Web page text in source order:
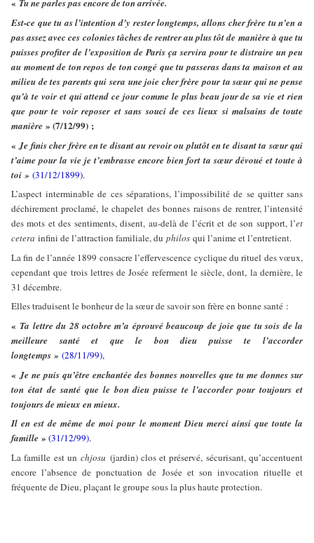
« Tu ne parles pas encore de ton arrivée.
Est-ce que tu as l’intention d’y rester longtemps, allons cher frère tu n’en a
pas assez avec ces colonies tâches de rentrer au plus tôt de manière à que tu
puisses profiter de l’exposition de Paris ça servira pour te distraire un peu
au moment de ton repos de ton congé que tu passeras dans ta maison et au
milieu de tes parents qui sera une joie cher frère pour ta sœur qui ne pense
qu’à te voir et qui attend ce jour comme le plus beau jour de sa vie et rien
que pour te voir reposer et sans souci de ces lieux si malsains de toute
manière » (7/12/99) ;
«Je finis cher frère en te disant au revoir ou plutôt en te disant ta sœur qui
t’aime pour la vie je t’embrasse encore bien fort ta sœur dévoué et toute à
toi » (31/12/1899).
L’aspect interminable de ces séparations, l’impossibilité de se quitter sans
déchirement proclamé, le chapelet des bonnes raisons de rentrer, l’intensité
des mots et des sentiments, disent, au-delà de l’écrit et de son support, l’et
cetera infini de l’attraction familiale, du philos qui l’anime et l’entretient.
La fin de l’année 1899 consacre l’effervescence cyclique du rituel des vœux,
cependant que trois lettres de Josée referment le siècle, dont, la dernière, le
31 décembre.
Elles traduisent le bonheur de la sœur de savoir son frère en bonne santé :
«Ta lettre du 28 octobre m’a éprouvé beaucoup de joie que tu sois de la
meilleure santé et que le bon dieu puisse te l’accorder
longtemps » (28/11/99),
«Je ne puis qu’être enchantée des bonnes nouvelles que tu me donnes sur
ton état de santé que le bon dieu puisse te l’accorder pour toujours et
toujours de mieux en mieux.
Il en est de même de moi pour le moment Dieu merci ainsi que toute la
famille » (31/12/99).
La famille est un chjosu (jardin) clos et préservé, sécurisant, qu’accentuent
encore l’absence de ponctuation de Josée et son invocation rituelle et
fréquente de Dieu, plaçant le groupe sous la plus haute protection.